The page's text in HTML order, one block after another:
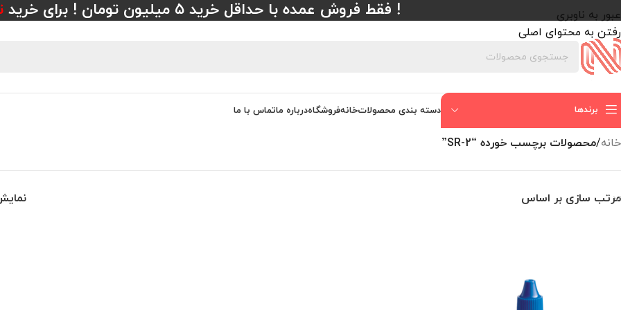
عبور به ناوبری
رفتن به محتوای اصلی
! فقط فروش عمده با حداقل خرید ۵ میلیون تومان ! برای خرید
برندها دسته بندی محصولاتخانهفروشگاهدرباره ماتماس با ما
خانه/محصولات برچسب خورده “SR-2”
مرتب سازی بر اساس